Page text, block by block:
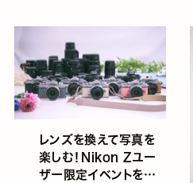
レンズを換えて写真を
楽しむ！Nikon Zユー
ザー限定イベントをレ